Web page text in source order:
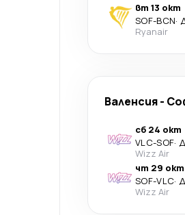
вт 13 окт
SOF-BCN·
Ryanair
Валенсия-
сб 24 окт
VLC-SOF·
Wizz Air
чт 29 окт
SOF-VLC·
Wizz Air